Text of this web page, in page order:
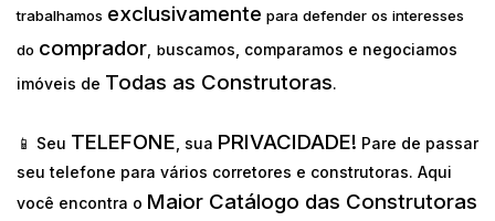
trabalhamos exclusivamente para defender os interesses
do comprador, buscamos, comparamos e negociamos
imóveis de Todas as Construtoras.
📱 Seu TELEFONE , sua PRIVACIDADE! Pare de passar
seu telefone para vários corretores e construtoras. Aqui
você encontra o Maior Catálogo das Construtoras